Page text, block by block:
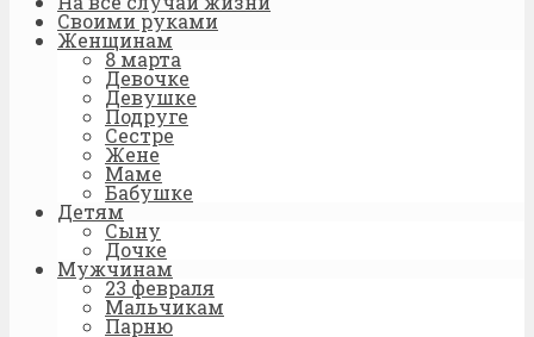
Своими руками
Женщинам
8 марта
Девочке
Девушке
Подруге
Сестре
Жене
Маме
Бабушке
Детям
Сыну
Дочке
Мужчинам
23 февраля
Мальчикам
Парню